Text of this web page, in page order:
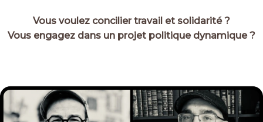
Vous voulez concilier travail et solidarité ?
Vous engagez dans un projet politique dynamique ?